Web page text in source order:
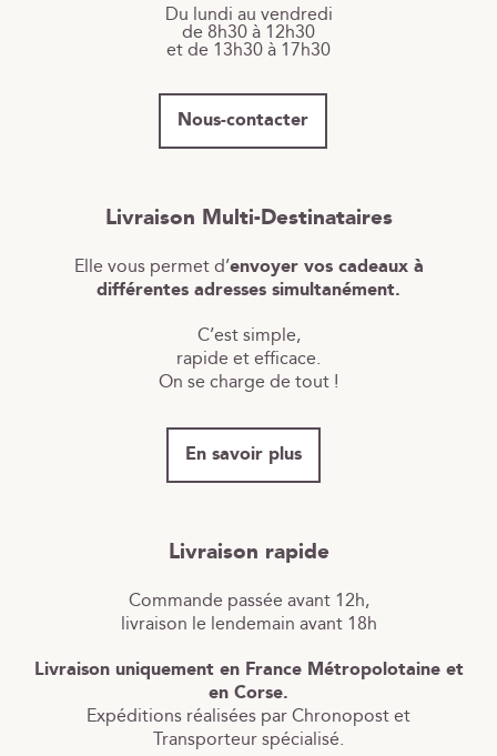
Du lundi au vendredi
de 8h30 à 12h30
et de 13h30 à 17h30
Nous-contacter
Livraison Multi-Destinataires
Elle vous permet d’envoyer vos cadeaux à
différentes adresses simultanément.
C’est simple,
rapide et efficace.
On se charge de tout !
En savoir plus
Livraison rapide
Commande passée avant 12h,
livraison le lendemain avant 18h
Livraison uniquement en France Métropolotaine et
en Corse.
Expéditions réalisées par Chronopost et
Transporteur spécialisé.